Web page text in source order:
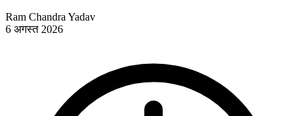
Ram Chandra Yadav
6 अगस्त 2026